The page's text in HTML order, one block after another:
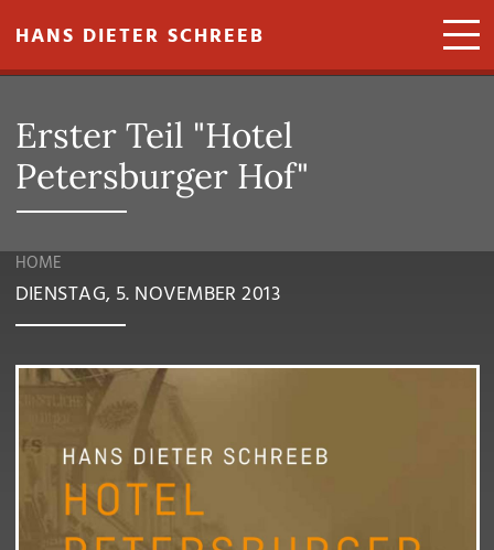
HANS DIETER SCHREEB
Erster Teil "Hotel
Petersburger Hof"
HOME
DIENSTAG, 5. NOVEMBER 2013